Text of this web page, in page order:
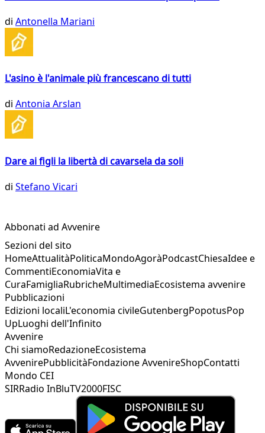
di Antonella Mariani
L'asino è l'animale più francescano di tutti
di Antonia Arslan
Dare ai figli la libertà di cavarsela da soli
di Stefano Vicari
Abbonati ad Avvenire
Sezioni del sito
HomeAttualitàPoliticaMondoAgoràPodcastChiesaIdee e
CommentiEconomiaVita e
CuraFamigliaRubricheMultimediaEcosistema avvenire
Pubblicazioni
Edizioni localiL'economia civileGutenbergPopotusPop
UpLuoghi dell'Infinito
Avvenire
Chi siamoRedazioneEcosistema
AvvenirePubblicitàFondazione AvvenireShopContatti
Mondo CEI
SIRRadio InBluTV2000FISC